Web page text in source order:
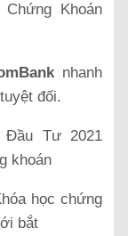
Khoán
nhanh
đối.
Đầu Tư 2021
khoán
học chứng
bắt